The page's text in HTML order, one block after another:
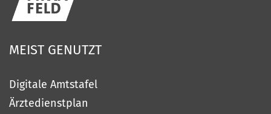
MEIST GENUTZT
Digitale Amtstafel
Ärztedienstplan